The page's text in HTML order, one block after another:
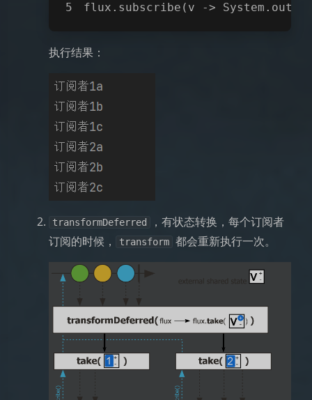
flux.subscribe(v ->
执行结果：
transformDeferred
，有状态转换，每个订阅者
订阅的时候，
transform 都会重新执行一次。